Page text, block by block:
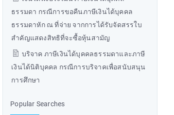
ธรรมดา กรณีการขอคืนภาษีเงินได้บุคคล
ธรรมดาหัก ณ ที่จ่าย จากการได้รับจัดสรรใบ
สำคัญแสดงสิทธิที่จะซื้อหุ้นสามัญ
บริจาค ภาษีเงินได้บุคคลธรรมดาและภาษี
เงินได้นิติบุคคล กรณีการบริจาคเพื่อสนับสนุน
การศึกษา
Popular Searches